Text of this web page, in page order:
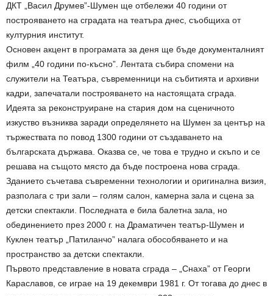
ДКТ „Васил Друмев”-Шумен ще отбележи 40 години от
построяването на сградата на театъра днес, съобщиха от
културния институт.
Основен акцент в програмата за деня ще бъде документалният
филм „40 години по-късно”. Лентата събира спомени на
служители на Театъра, съвременници на събитията и архивни
кадри, запечатали построяването на настоящата сграда.
Идеята за реконструиране на стария дом на сценичното
изкуство възниква заради определянето на Шумен за център на
тържествата по повод 1300 години от създаването на
българската държава. Оказва се, че това е трудно и скъпо и се
решава на същото място да бъде построена нова сграда.
Зданието съчетава съвременни технологии и оригинална визия,
разполага с три зали – голям салон, камерна зала и сцена за
детски спектакли. Последната е била балетна зала, но
обединението през 2000 г. на Драматичен театър-Шумен и
Куклен театър „Патиланчо” налага обособяването и на
пространство за детски спектакли.
Първото представление в новата сграда – „Снаха” от Георги
Караславов, се играе на 19 декември 1981 г. От тогава до днес в